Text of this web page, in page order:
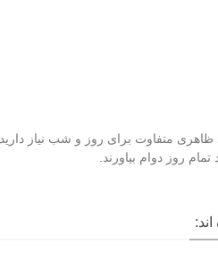
متفاوت برای روز و شب نیاز دارید.
روز دوام بیاورند.